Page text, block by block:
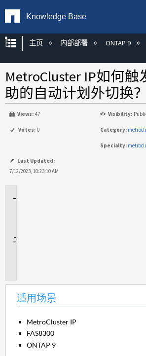
Knowledge Base
扩展/隐缩全局层次
主页 内部部署 ONTAP 9
MetroCluster IP如何
助的自动计划外切换？
Views: 47 Visibility:
Votes: 0 Category:
Specialty:
Last Updated:
7/12/2023, 10:23:10 AM
适用场景
MetroCluster IP
FAS8300
ONTAP 9